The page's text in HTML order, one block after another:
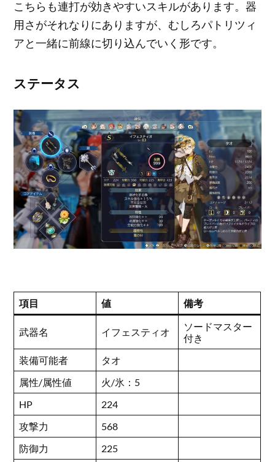
こちらも連打が効きやすいスキルがあります。器
用さがそれなりにありますが、むしろパトリツィ
アと一緒に前線に切り込んでいく形です。
ステータス
項目 値 備考
武器名 イフェスティオ
ソードマスター
付き
装備可能者
タオ
属性/属性値
火/氷：5
HP
224
攻撃力
568
防御力
225